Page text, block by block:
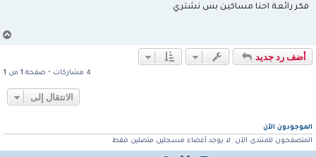
ا
فكر رائعة احنا مساكين بس نشتري
أضف رد جديد
4 مشاركات • صفحة 1 من 1
الانتقال إلى
الموجودون الآن
المتصفحون للمنتدى الآن: لا يوجد أعضاء مسجلين متصلين فقط